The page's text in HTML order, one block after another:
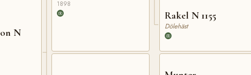
N
1898
Rakel N 1155
Dölehäst